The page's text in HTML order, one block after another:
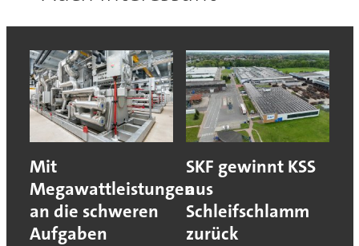
Mit
Megawattleistungen
an die schweren
Aufgaben
SKF gewinnt KSS
aus
Schleifschlamm
zurück